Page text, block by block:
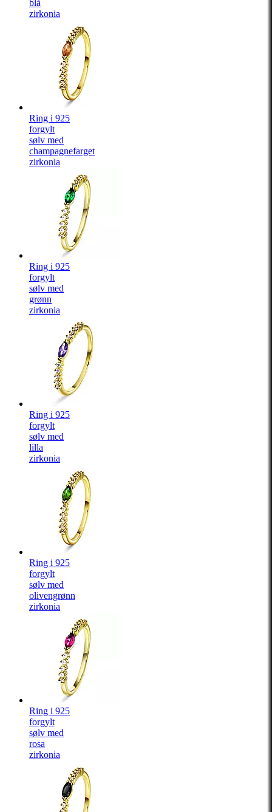
blå
zirkonia
Ring i 925
forgylt
sølv med
champagnefarget
zirkonia
Ring i 925
forgylt
sølv med
grønn
zirkonia
Ring i 925
forgylt
sølv med
lilla
zirkonia
Ring i 925
forgylt
sølv med
olivengrønn
zirkonia
Ring i 925
forgylt
sølv med
rosa
zirkonia